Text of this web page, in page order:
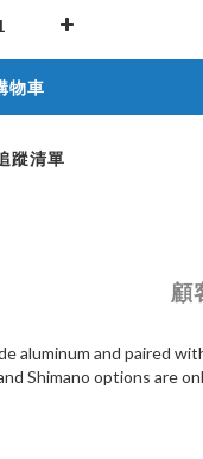
物車
蹤清單
顧
aluminum and paired
Shimano options are